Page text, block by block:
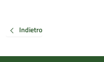
Indietro